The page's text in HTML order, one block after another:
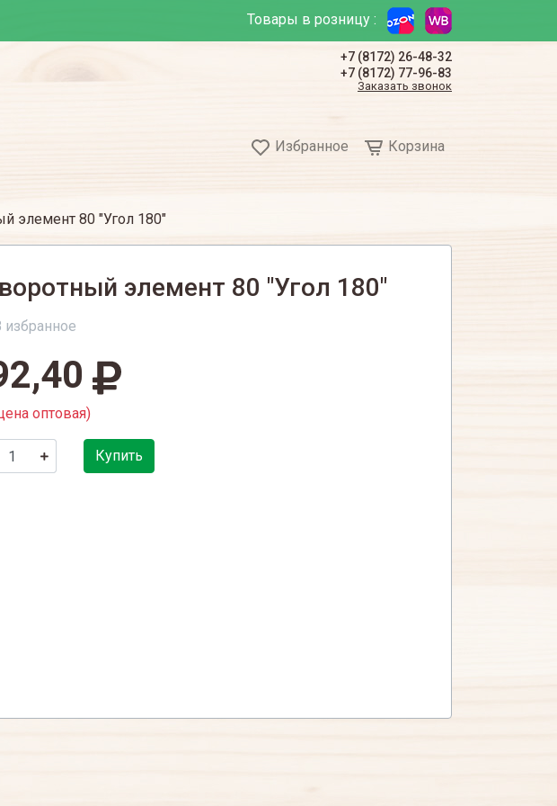
Товары в розницу :
+7 (8172) 26-48-32
+7 (8172) 77-96-83
Заказать звонок
Избранное Корзина
элемент 80 "Угол 180"
элемент 80 "Угол 180"
избранное
оптовая)
Купить